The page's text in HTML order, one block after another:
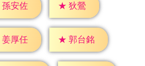
孫安佐 ★ 狄鶯
姜厚任 ★ 郭台銘